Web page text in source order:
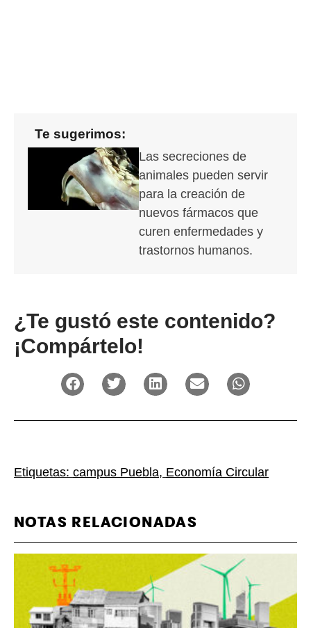
Te sugerimos:
Las secreciones de
animales pueden servir
para la creación de
nuevos fármacos que
curen enfermedades y
trastornos humanos.
¿Te gustó este contenido?
¡Compártelo!
Etiquetas: campus Puebla, Economía Circular
NOTAS RELACIONADAS